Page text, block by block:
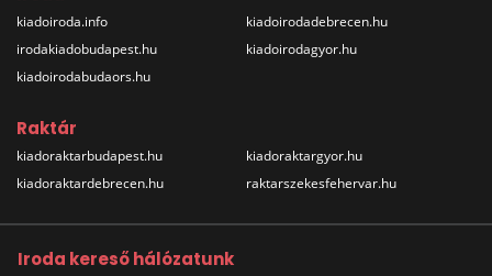
kiadoiroda.info
irodakiadobudapest.hu
kiadoirodabudaors.hu
kiadoirodadebrecen.hu
kiadoirodagyor.hu
Raktár
kiadoraktarbudapest.hu
kiadoraktardebrecen.hu
kiadoraktargyor.hu
raktarszekesfehervar.hu
Iroda kereső hálózatunk